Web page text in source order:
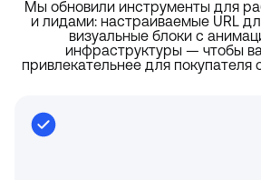
Мы обновили инструменты для
и лидами: настраиваемые URL
визуальные блоки с
инфраструктуры — чтобы
привлекательнее для покупателя